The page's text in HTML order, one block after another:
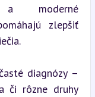
a moderné
zlepšiť
diagnózy –
či rôzne druhy